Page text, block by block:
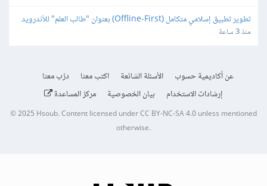
و iOS
منذ 3 ساعة
عن أكاديمية حسوب الأسئلة الشائعة اكتب معنا
درّب معنا
إرشادات الاستخدام
بيان الخصوصية مركز المساعدة
© 2025 Hsoub.Content licensed underCC BY-NC-SA 4.0unless mentioned
otherwise.